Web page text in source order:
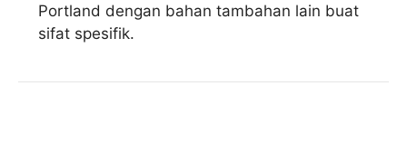
Portland dengan bahan tambahan lain buat
sifat spesifik.